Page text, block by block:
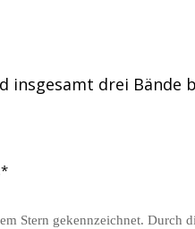
insgesamt drei
Stern gekennzeichnet. Durch